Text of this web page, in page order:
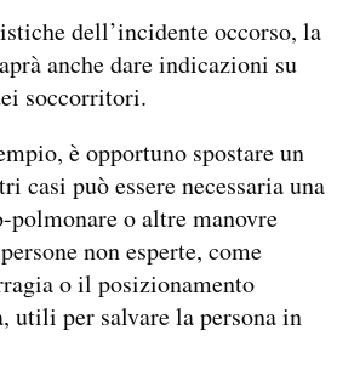
dell’incidente occorso, la
anche dare indicazioni su
soccorritori.
è opportuno spostare un
casi può essere necessaria una
o altre manovre
non esperte, come
o il posizionamento
utili per salvare la persona in